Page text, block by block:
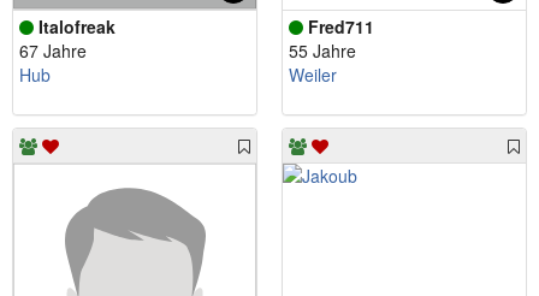
Italofreak
67 Jahre
Hub
Fred711
55 Jahre
Weiler